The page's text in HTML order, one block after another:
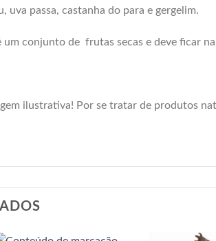
uva passa, castanha do para e gergelim.
conjunto de frutas secas e deve ficar
ilustrativa! Por se tratar de produtos